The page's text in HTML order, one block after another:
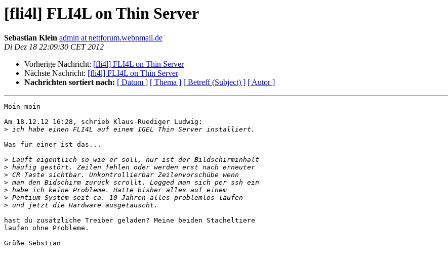
[fli4l] FLI4L on Thin Server
Sebastian Klein admin at nettforum.webnmail.de
Di Dez 18 22:09:30 CET 2012
Vorherige Nachricht: [fli4l] FLI4L on Thin Server
Nächste Nachricht: [fli4l] FLI4L on Thin Server
Nachrichten sortiert nach: [ Datum ] [ Thema ] [ Betreff (Subject) ] [ Autor ]
Moin moin
Am 18.12.12 16:28, schrieb Klaus-Ruediger Ludwig:
>
Was für einer ist das...
>
>
>
>
>
>
>
hast du zusätzliche Treiber geladen? Meine beiden Stacheltiere
laufen ohne Probleme.
Grüße Sebstian